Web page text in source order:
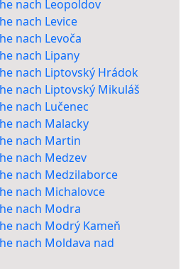
nach Leopoldov
nach Levice
nach Levoča
nach Lipany
nach Liptovský Hrádok
nach Liptovský Mikuláš
nach Lučenec
nach Malacky
nach Martin
nach Medzev
nach Medzilaborce
nach Michalovce
nach Modra
nach Modrý Kameň
nach Moldava nad